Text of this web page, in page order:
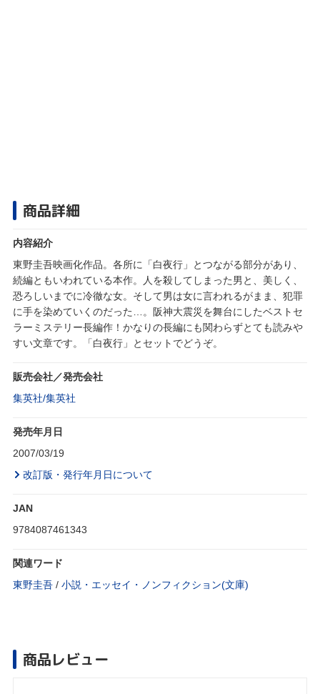
商品詳細
内容紹介
東野圭吾映画化作品。各所に「白夜行」とつながる部分があり、
続編ともいわれている本作。人を殺してしまった男と、美しく、
恐ろしいまでに冷徹な女。そして男は女に言われるがまま、犯罪
に手を染めていくのだった…。阪神大震災を舞台にしたベストセ
ラーミステリー長編作！かなりの長編にも関わらずとても読みや
すい文章です。「白夜行」とセットでどうぞ。
販売会社／発売会社
集英社/集英社
発売年月日
2007/03/19
改訂版・発行年月日について
JAN
9784087461343
関連ワード
東野圭吾 / 小説・エッセイ・ノンフィクション(文庫)
商品レビュー